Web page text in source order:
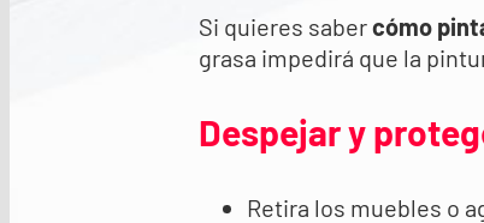
Si quieres sabercómo
grasa impedirá que la
Despejar y
Retira los muebles o